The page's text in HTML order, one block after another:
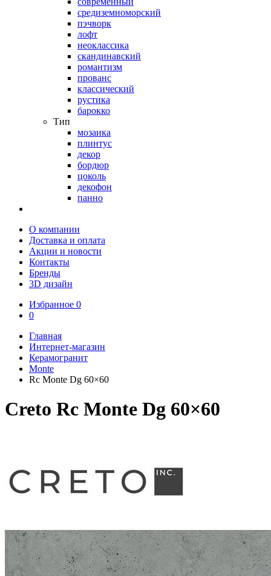
средиземноморский
пэчворк
лофт
неоклассика
скандинавский
романтизм
прованс
классический
рустика
барокко
Тип
мозаика
плинтус
декор
бордюр
цоколь
декофон
панно
О компании
Доставка и оплата
Акции и новости
Контакты
Бренды
3D дизайн
Избранное 0
0
Главная
Интернет-магазин
Керамогранит
Monte
Rc Monte Dg 60×60
Creto Rc Monte Dg 60×60